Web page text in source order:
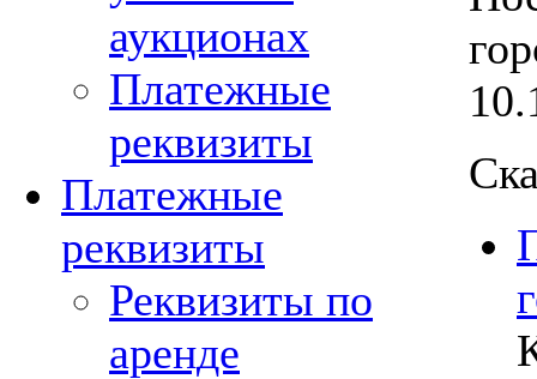
аукционах
Платежные
реквизиты
Платежные
реквизиты
Реквизиты по
аренде